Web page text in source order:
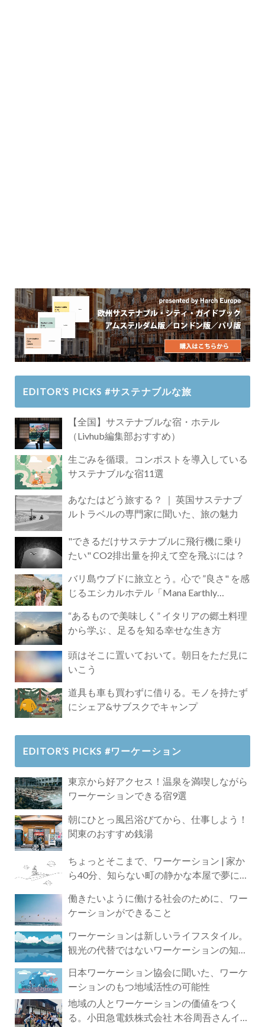
EDITOR’S PICKS #サステナブルな旅
【全国】サステナブルな宿・ホテル
（Livhub編集部おすすめ）
生ごみを循環。コンポストを導入している
サステナブルな宿11選
あなたはどう旅する？ ｜ 英国サステナブ
ルトラベルの専門家に聞いた、旅の魅力
"できるだけサステナブルに飛行機に乗り
たい" CO2排出量を抑えて空を飛ぶには？
バリ島ウブドに旅立とう。心で ”良さ" を感
じるエシカルホテル「Mana Earthly
“あるもので美味しく” イタリアの郷土料理
から学ぶ 、足るを知る幸せな生き方
頭はそこに置いておいて。朝日をただ見に
いこう
道具も車も買わずに借りる。モノを持たず
にシェア&サブスクでキャンプ
EDITOR’S PICKS #ワーケーション
東京から好アクセス！温泉を満喫しながら
ワーケーションできる宿9選
朝にひとっ風呂浴びてから、仕事しよう！
関東のおすすめ銭湯
ちょっとそこまで、ワーケーション | 家か
ら40分、知らない町の静かな本屋で夢に近
働きたいように働ける社会のために、ワー
ケーションができること
ワーケーションは新しいライフスタイル。
観光の代替ではないワーケーションの知ら
日本ワーケーション協会に聞いた、ワーケ
ーションのもつ地域活性の可能性
地域の人とワーケーションの価値をつく
る。小田急電鉄株式会社 木谷周吾さんイン